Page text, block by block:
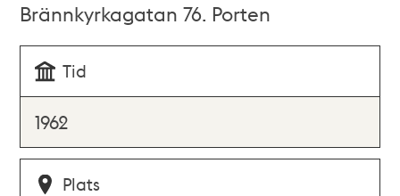
Brännkyrkagatan 76. Porten
Tid
1962
Plats